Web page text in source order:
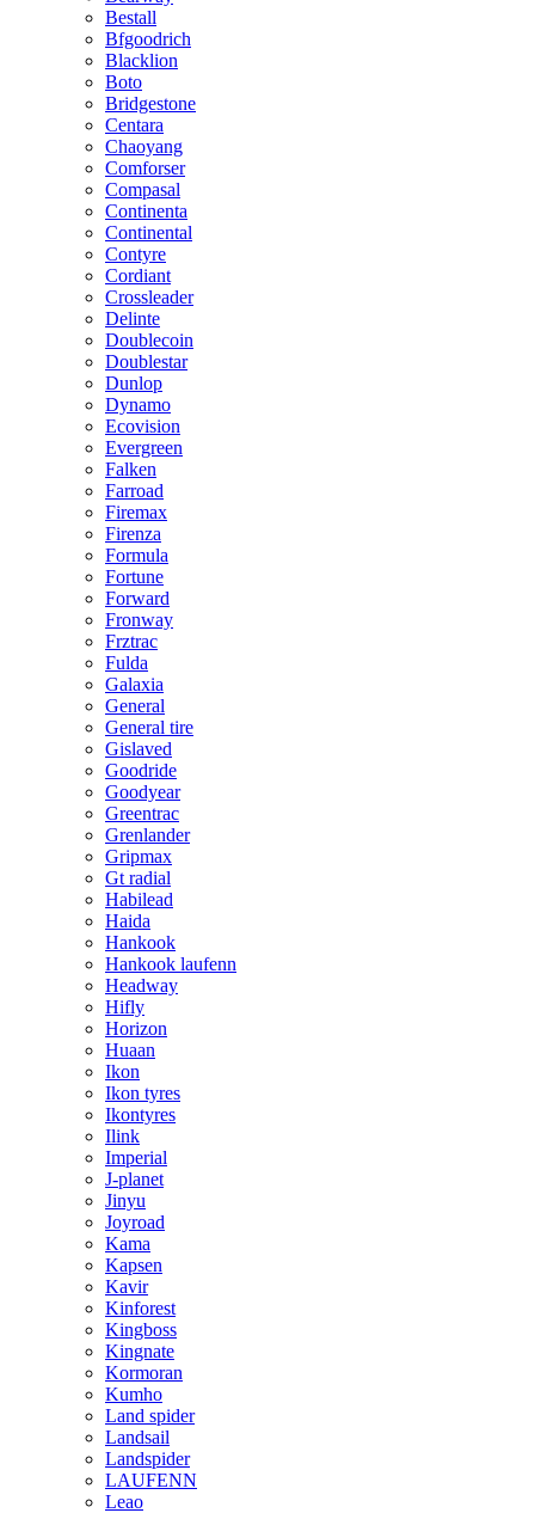
Bestall
Bfgoodrich
Blacklion
Boto
Bridgestone
Centara
Chaoyang
Comforser
Compasal
Continenta
Continental
Contyre
Cordiant
Crossleader
Delinte
Doublecoin
Doublestar
Dunlop
Dynamo
Ecovision
Evergreen
Falken
Farroad
Firemax
Firenza
Formula
Fortune
Forward
Fronway
Frztrac
Fulda
Galaxia
General
General tire
Gislaved
Goodride
Goodyear
Greentrac
Grenlander
Gripmax
Gt radial
Habilead
Haida
Hankook
Hankook laufenn
Headway
Hifly
Horizon
Huaan
Ikon
Ikon tyres
Ikontyres
Ilink
Imperial
J-planet
Jinyu
Joyroad
Kama
Kapsen
Kavir
Kinforest
Kingboss
Kingnate
Kormoran
Kumho
Land spider
Landsail
Landspider
LAUFENN
Leao